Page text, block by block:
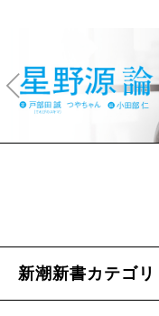
v
新潮新書カテゴリ